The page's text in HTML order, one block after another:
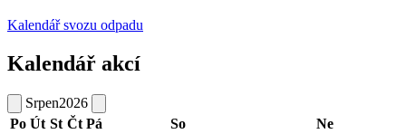
Kalendář svozu odpadu
Kalendář akcí
Srpen2026
Po Út St Čt Pá So Ne